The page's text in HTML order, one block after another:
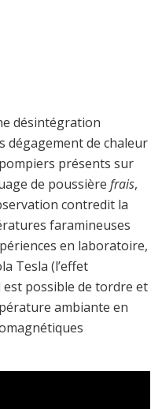
désintégration
dégagement de chaleur
présents sur
de poussière frais,
contredit la
faramineuses
en laboratoire,
Tesla (l’effet
est possible de tordre et
ambiante en